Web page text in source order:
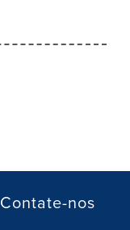
Contate-nos